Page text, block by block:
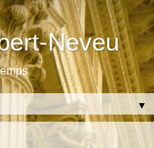
Neveu
▼